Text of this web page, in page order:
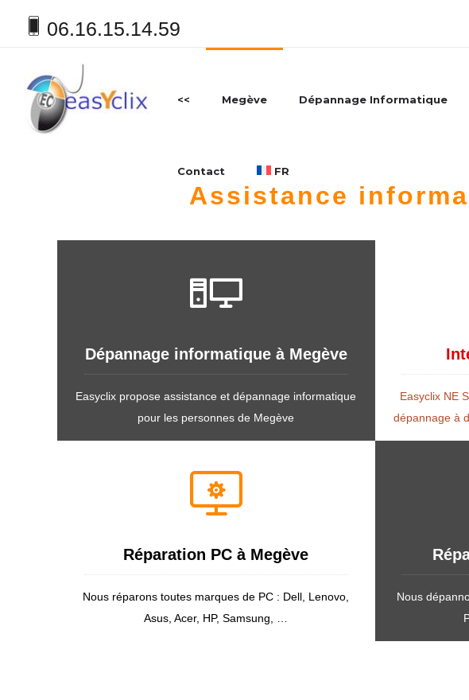
06.16.15.14.59
<< Megève Dépannage Informatique
Contact FR
Assistance
Dépannage informatique à Megève
Easyclix propose assistance et dépannage informatique
pour les personnes de Megève
Easyclix NE
dépannage à
Réparation PC à Megève
Nous réparons toutes marques de PC : Dell, Lenovo,
Asus, Acer, HP, Samsung, …
Nous